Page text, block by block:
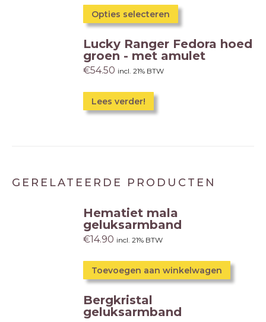
Opties selecteren
Lucky Ranger Fedora hoed
groen - met amulet
€54.50 incl. 21% BTW
Lees verder!
GERELATEERDE PRODUCTEN
Hematiet mala
geluksarmband
€14.90 incl. 21% BTW
Toevoegen aan winkelwagen
Bergkristal
geluksarmband